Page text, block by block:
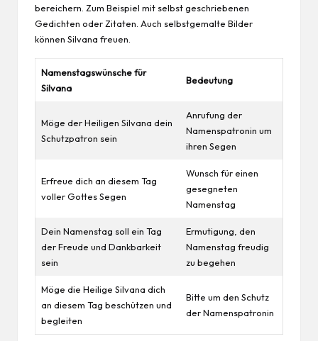
bereichern. Zum Beispiel mit selbst geschriebenen
Gedichten oder Zitaten. Auch selbstgemalte Bilder
können Silvana freuen.
Namenstagswünsche für
Silvana
Bedeutung
Möge der Heiligen Silvana dein
Schutzpatron sein
Anrufung der
Namenspatronin um
ihren Segen
Erfreue dich an diesem Tag
voller Gottes Segen
Wunsch für einen
gesegneten
Namenstag
Dein Namenstag soll ein Tag
der Freude und Dankbarkeit
sein
Ermutigung, den
Namenstag freudig
zu begehen
Möge die Heilige Silvana dich
an diesem Tag beschützen und
begleiten
Bitte um den Schutz
der Namenspatronin